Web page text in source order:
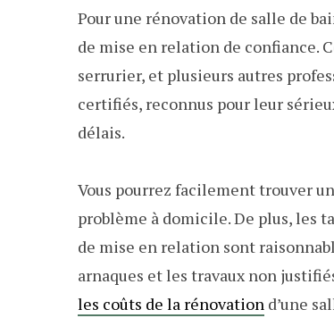
Pour une rénovation de salle de
de mise en relation de confiance.
serrurier, et plusieurs autres
certifiés, reconnus pour leur
délais.
Vous pourrez facilement trouver un
problème à domicile. De plus, les
de mise en relation sont
arnaques et les travaux non
les coûts de la rénovation d’une